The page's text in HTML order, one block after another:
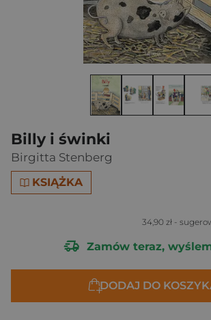
Billy i świnki
Birgitta Stenberg
KSIĄŻKA
34,90 zł -
Zamów teraz,
DODAJ DO